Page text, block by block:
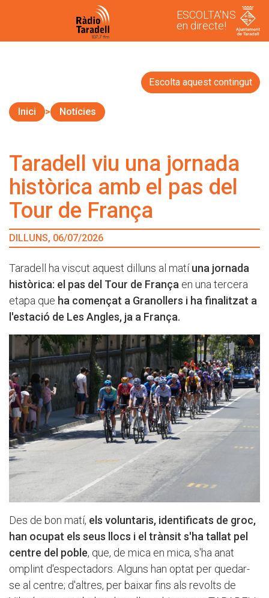
ESCOLTA'NS
en directe!
Escolta aquest contingut
Inici Notícies
Taradell viu una jornada
històrica amb el pas del
Tour de França
DILLUNS, 06/07/2026
Taradell ha viscut aquest dilluns al matíuna jornada
històrica: el pas del Tour de França en una tercera
etapa que ha començat a Granollers i ha finalitzat a
l'estació de Les Angles, ja a França.
Des de bon matí, els voluntaris, identificats de groc,
han ocupat els seus llocs i el trànsit s'ha tallat pel
centre del poble, que, de mica en mica, s'ha anat
omplint d'espectadors. Alguns han optat per quedar-
se al centre; d'altres, per baixar fins als revolts de